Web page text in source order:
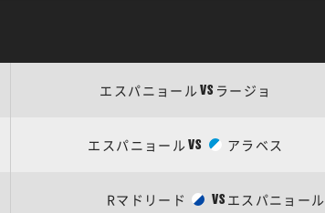
エスパニョールVS ラージョ
エスパニョールVS アラベス
Rマドリード VS エスパニョール